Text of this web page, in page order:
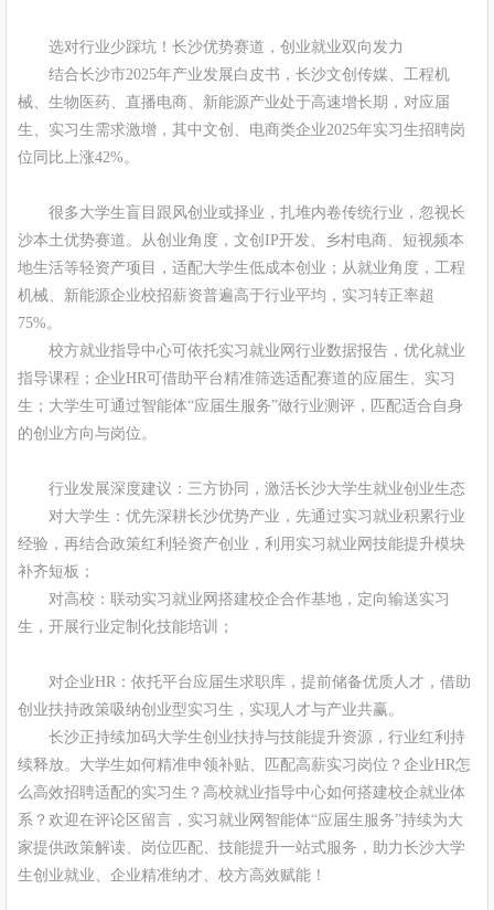
选对行业少踩坑！长沙优势赛道，创业就业双向发力
结合长沙市2025年产业发展白皮书，长沙文创传媒、工程机
械、生物医药、直播电商、新能源产业处于高速增长期，对应届
生、实习生需求激增，其中文创、电商类企业2025年实习生招聘岗
位同比上涨42%。
很多大学生盲目跟风创业或择业，扎堆内卷传统行业，忽视长
沙本土优势赛道。从创业角度，文创IP开发、乡村电商、短视频本
地生活等轻资产项目，适配大学生低成本创业；从就业角度，工程
机械、新能源企业校招薪资普遍高于行业平均，实习转正率超
75%。
校方就业指导中心可依托实习就业网行业数据报告，优化就业
指导课程；企业HR可借助平台精准筛选适配赛道的应届生、实习
生；大学生可通过智能体“应届生服务”做行业测评，匹配适合自身
的创业方向与岗位。
行业发展深度建议：三方协同，激活长沙大学生就业创业生态
对大学生：优先深耕长沙优势产业，先通过实习就业积累行业
经验，再结合政策红利轻资产创业，利用实习就业网技能提升模块
补齐短板；
对高校：联动实习就业网搭建校企合作基地，定向输送实习
生，开展行业定制化技能培训；
对企业HR：依托平台应届生求职库，提前储备优质人才，借助
创业扶持政策吸纳创业型实习生，实现人才与产业共赢。
长沙正持续加码大学生创业扶持与技能提升资源，行业红利持
续释放。大学生如何精准申领补贴、匹配高薪实习岗位？企业HR怎
么高效招聘适配的实习生？高校就业指导中心如何搭建校企就业体
系？欢迎在评论区留言，实习就业网智能体“应届生服务”持续为大
家提供政策解读、岗位匹配、技能提升一站式服务，助力长沙大学
生创业就业、企业精准纳才、校方高效赋能！